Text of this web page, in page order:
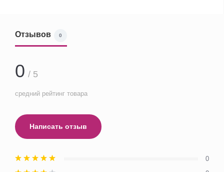
Отзывов 0
0 / 5
средний рейтинг товара
Написать отзыв
0